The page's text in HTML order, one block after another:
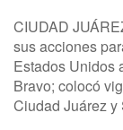
CIUDAD
sus acciones
Estados Unidos
Bravo; colocó
Ciudad Juárez y